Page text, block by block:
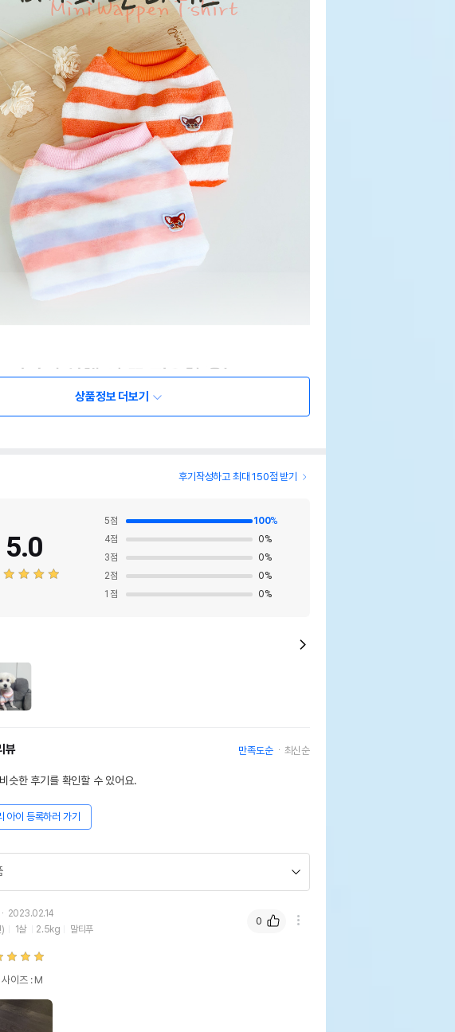
상품정보 더보기
후기작성하고 최대 150점 받기
5.0
5점 100%
4점 0%
3점 0%
2점 0%
1 점 0%
뷰 만족도순 최신순
슷한 후기를 확인할 수 있어요.
아이 등록하러 가기
2023.02.14
1살 2.5kg 말티푸
이즈 : M
0